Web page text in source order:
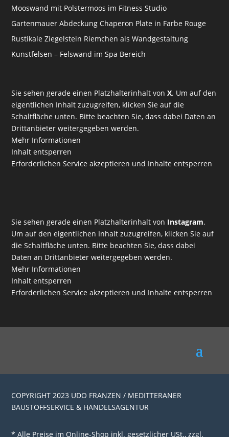
Mooswand mit Polstermoos im Fitness Studio
Gartenmauer Abdeckung Chaperon Plate in Farbe Rouge
Rustikale Ziegelstein Riemchen als Wandgestaltung
Kunstfelsen – Felswand im Spa Bereich
Sie sehen gerade einen Platzhalterinhalt vonX. Um auf den
eigentlichen Inhalt zuzugreifen, klicken Sie auf die
Schaltfläche unten. Bitte beachten Sie, dass dabei Daten an
Drittanbieter weitergegeben werden.
Mehr Informationen
Inhalt entsperren
Erforderlichen Service akzeptieren und Inhalte entsperren
Sie sehen gerade einen Platzhalterinhalt von Instagram.
Um auf den eigentlichen Inhalt zuzugreifen, klicken Sie auf
die Schaltfläche unten. Bitte beachten Sie, dass dabei
Daten an Drittanbieter weitergegeben werden.
Mehr Informationen
Inhalt entsperren
Erforderlichen Service akzeptieren und Inhalte entsperren
COPYRIGHT 2023 UDO FRANZEN / MEDITTERANER
BAUSTOFFSERVICE & HANDELSAGENTUR
* Alle Preise im Online-Shop inkl. gesetzlicher USt., zzgl.